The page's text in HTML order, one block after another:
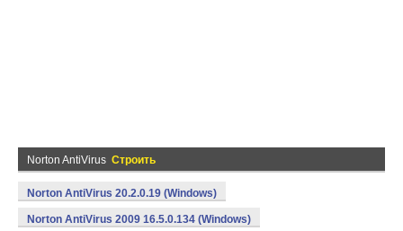
Norton AntiVirus Строить
Norton AntiVirus 20.2.0.19 (Windows)
Norton AntiVirus 2009 16.5.0.134 (Windows)